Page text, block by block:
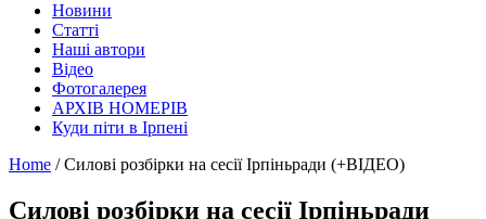
Новини
Статті
Наші автори
Відео
Фотогалерея
АРХІВ НОМЕРІВ
Куди піти в Ірпені
Home / Силові розбірки на сесії Ірпіньради (+ВІДЕО)
Силові розбірки на сесії Ірпіньради